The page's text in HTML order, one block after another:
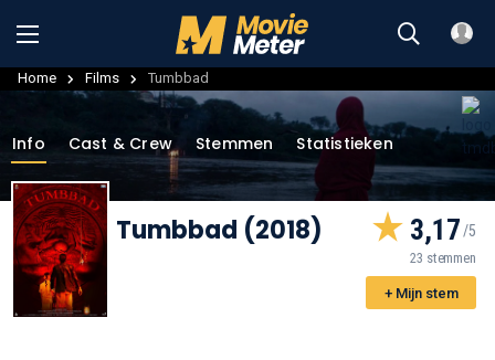
Home Films Tumbbad
Info Cast & Crew Stemmen Statistieken
Tumbbad (2018) 3,17
23 stemmen
+ Mijn stem